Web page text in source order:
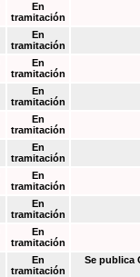
En
tramitación
En
tramitación
En
tramitación
En
tramitación
En
tramitación
En
tramitación
En
tramitación
En
tramitación
En
tramitación
En
tramitación
Se publica